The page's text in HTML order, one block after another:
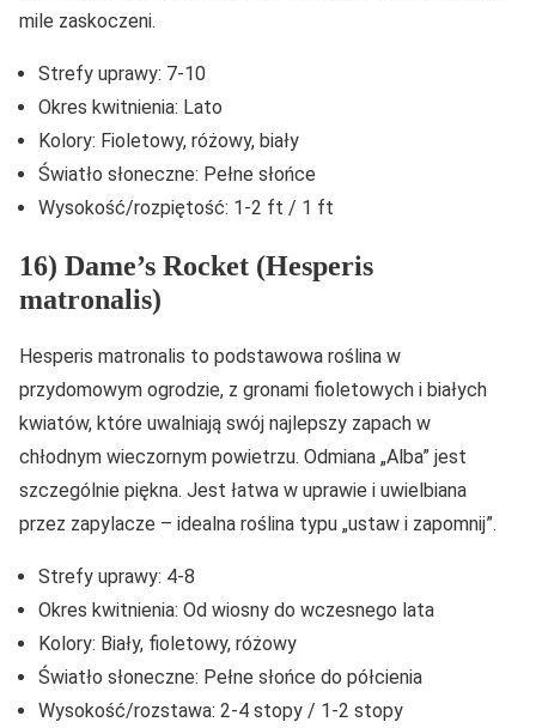
mile zaskoczeni.
Strefy uprawy: 7-10
Okres kwitnienia: Lato
Kolory: Fioletowy, różowy, biały
Światło słoneczne: Pełne słońce
Wysokość/rozpiętość: 1-2 ft / 1 ft
16) Dame’s Rocket (Hesperis
matronalis)
Hesperis matronalis to podstawowa roślina w
przydomowym ogrodzie, z gronami fioletowych i białych
kwiatów, które uwalniają swój najlepszy zapach w
chłodnym wieczornym powietrzu. Odmiana „Alba” jest
szczególnie piękna. Jest łatwa w uprawie i uwielbiana
przez zapylacze – idealna roślina typu „ustaw i zapomnij”.
Strefy uprawy: 4-8
Okres kwitnienia: Od wiosny do wczesnego lata
Kolory: Biały, fioletowy, różowy
Światło słoneczne: Pełne słońce do półcienia
Wysokość/rozstawa: 2-4 stopy / 1-2 stopy